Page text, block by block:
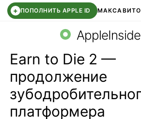
+ ПОПОЛНИТЬ APPLE ID МАКСАВИТО
СБЕР КИДС ВТБ ОНЛАЙН ЧАТ
Earn to Die 2 —
продолжение
платформера